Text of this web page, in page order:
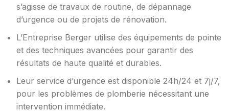
s’agisse de travaux de routine, de dépannage
d’urgence ou de projets de rénovation.
L’Entreprise Berger utilise des équipements de pointe
et des techniques avancées pour garantir des
résultats de haute qualité et durables.
Leur service d’urgence est disponible 24h/24 et 7j/7,
pour les problèmes de plomberie nécessitant une
intervention immédiate.